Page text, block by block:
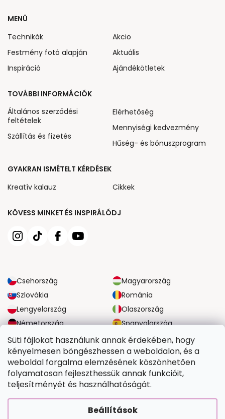
Süti fájlokat használunk annak érdekében, hogy
kényelmesen böngészhessen a weboldalon, és a
weboldal forgalma elemzésének köszönhetően
folyamatosan fejleszthessük annak funkcióit,
teljesítményét és használhatóságát.
Beállítások
KÖVESS MINKET ÉS INSPIRÁLÓDJ
Csehország
Magyarország
Szlovákia
Románia
Lengyelország
Olaszország
Németország
Spanyolország
Nagy-Britannia
Ausztria
MENÜ
Technikák
Festmény fotó alapján
Inspiráció
Akcio
Aktuális
Ajándékötletek
TOVÁBBI INFORMÁCIÓK
Általános szerződési
feltételek
Szállítás és fizetés
Elérhetőség
Mennyiségi kedvezmény
Hűség- és bónuszprogram
GYAKRAN ISMÉTELT KÉRDÉSEK
Kreatív kalauz
Cikkek
MEGBÍZHATÓ SZÁLLÍTÁSI LEHETŐSÉGEK
BIZTONSÁGOS FIZETÉSI LEHETŐSÉGEK